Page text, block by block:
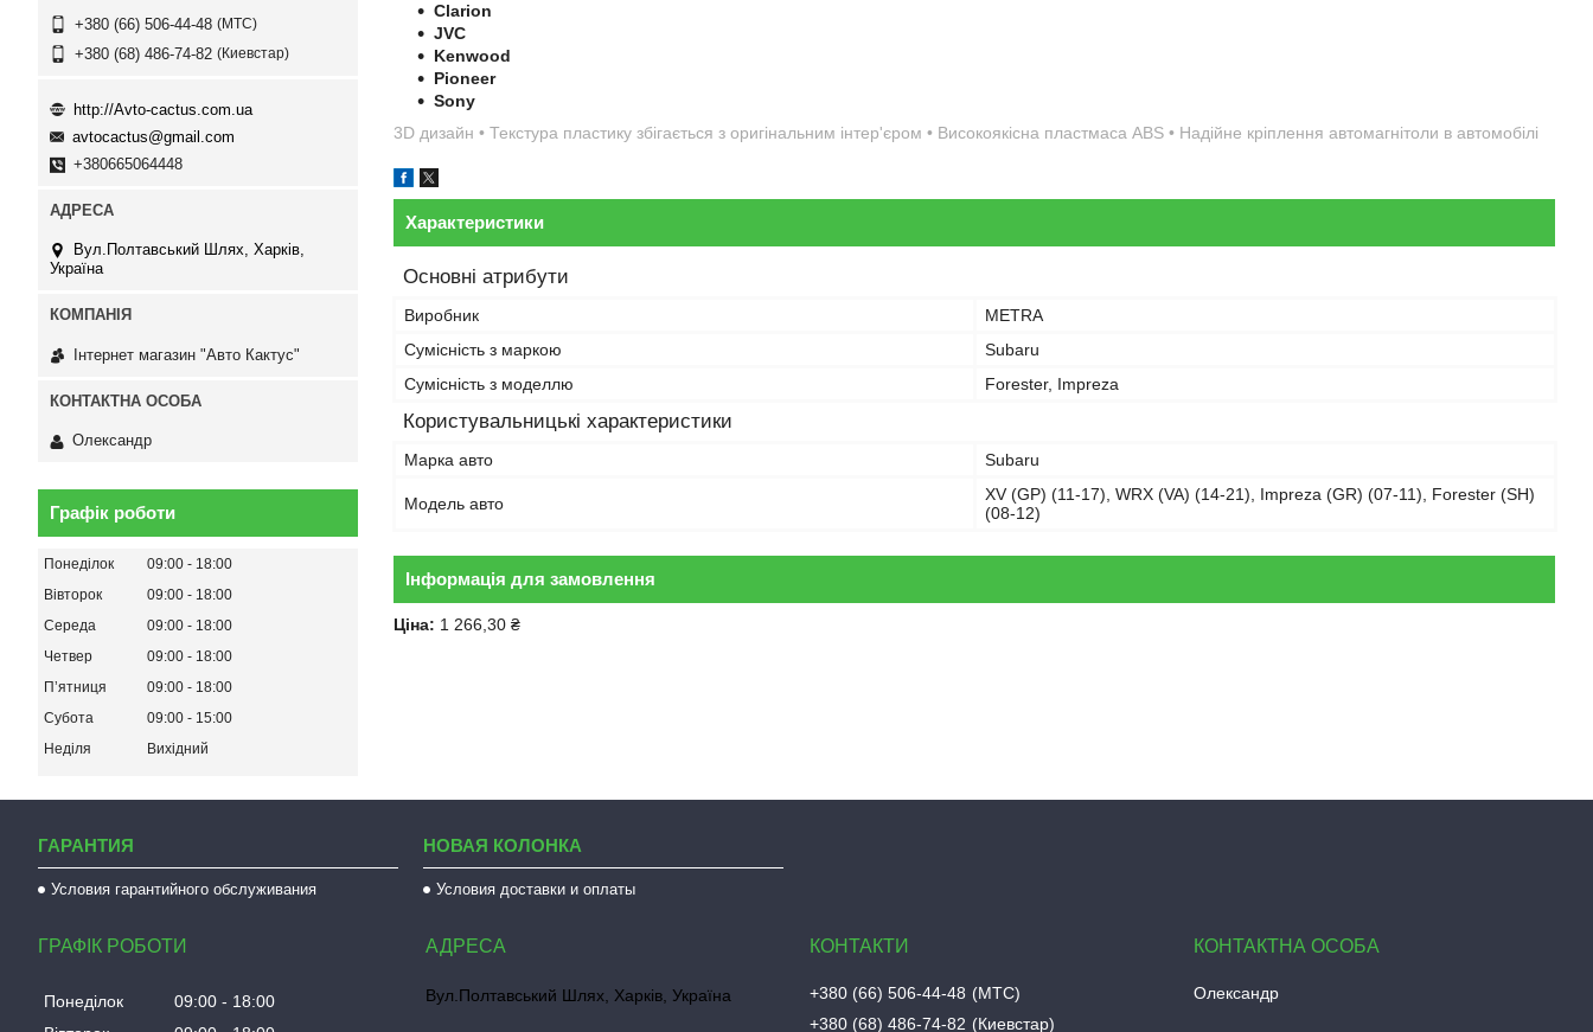
Clarion
JVC
Kenwood
Pioneer
Sony
3D дизайн • Текстура пластику збігається з оригінальним інтер'єром • Високоякісна пластмаса ABS • Надійне кріплення автомагнітоли в автомобілі
Характеристики
Основні атрибути
Виробник
METRA
Сумісність з маркою
Subaru
Сумісність з моделлю
Forester, Impreza
Користувальницькі характеристики
Марка авто Subaru
Модель авто
XV (GP) (11-17), WRX (VA) (14-21), Impreza (GR) (07-11), Forester (SH)
(08-12)
Інформація для замовлення
Ціна: 1 266,30 ₴
+380 (66) 506-44-48 МТС
+380 (68) 486-74-82 Киевстар
http://Avto-cactus.com.ua
avtocactus@gmail.com
+380665064448
Вул.Полтавський Шлях, Харків,
Україна
Інтернет магазин "Авто Кактус"
Олександр
Графік роботи
Понеділок 09:00
18:00
Вівторок
09:00
18:00
Середа
09:00
18:00
Четвер
09:00
18:00
Пʼятниця
09:00
18:00
Субота
09:00
15:00
Неділя
Вихідний
ГАРАНТИЯ
Условия гарантийного обслуживания
НОВАЯ КОЛОНКА
Условия доставки и оплаты
ГРАФІК РОБОТИ
Понеділок 09:00
18:00
Вул.Полтавський Шлях, Харків, Україна +380 (66) 506-44-48
МТС
+380 (68) 486-74-82
Киевстар
Олександр